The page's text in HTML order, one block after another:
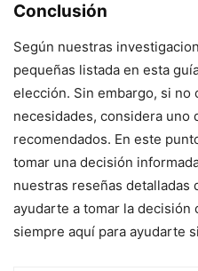
Conclusión
Según nuestras
pequeñas listada en esta
elección. Sin embargo, si no
necesidades, considera
recomendados. En este
tomar una decisión
nuestras reseñas detalladas
ayudarte a tomar la decisión
siempre aquí para ayudarte